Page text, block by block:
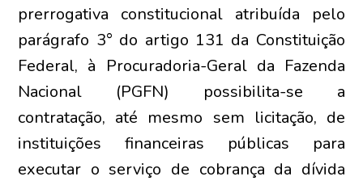
prerrogativa constitucional atribuída pelo
parágrafo 3° do artigo 131 da Constituição
Federal, à Procuradoria-Geral da Fazenda
Nacional (PGFN) possibilita-se a
contratação, até mesmo sem licitação, de
instituições financeiras públicas para
executar o serviço de cobrança da dívida